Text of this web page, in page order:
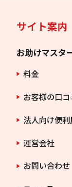
サイト案内
お助けマスタ
料金
お客様の口コ
法人向け便利
運営会社
お問い合わせ